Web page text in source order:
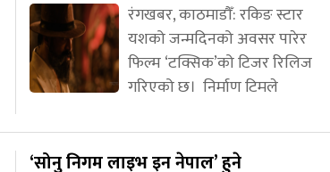
रंगखबर, काठमाडौँ: रकिङ स्टार
यशको जन्मदिनको अवसर पारेर
फिल्म ‘टक्सिक’को टिजर रिलिज
गरिएको छ। निर्माण टिमले
‘सोनु निगम लाइभ इन नेपाल’ हुने